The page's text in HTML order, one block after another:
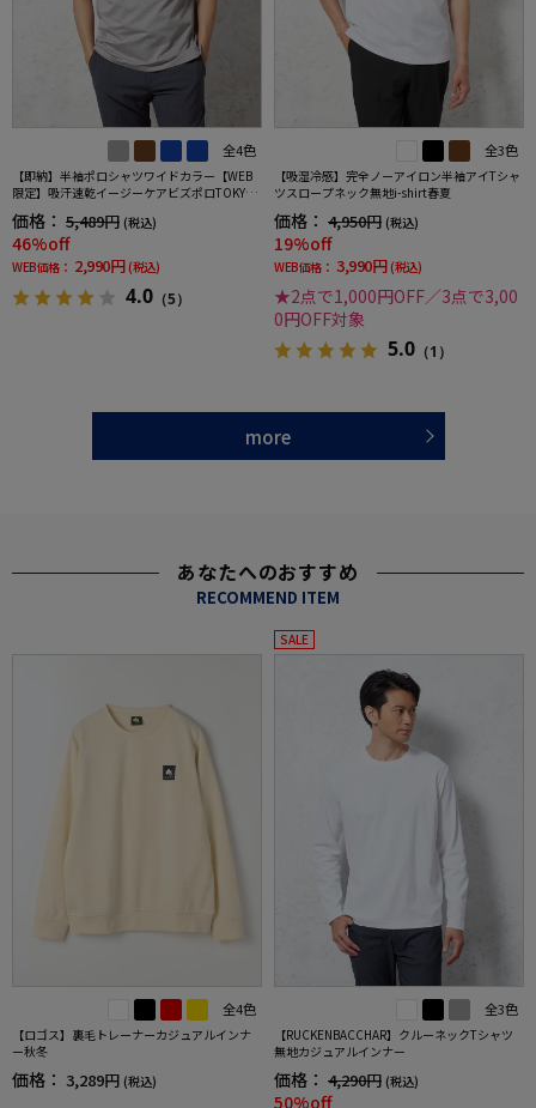
全4色
【即納】半袖ポロシャツワイドカラー【WEB
限定】吸汗速乾イージーケアビズポロTOKYOR
UN春夏
価格： 5,489円 (税込)
46%off
WEB価格： 2,990円 (税込)
4.0 （5）
全3色
【吸湿冷感】完全ノーアイロン半袖アイTシャ
ツスロープネック無地i-shirt春夏
価格： 4,950円 (税込)
19%off
WEB価格： 3,990円 (税込)
★2点で1,000円OFF／3点で3,00
0円OFF対象
5.0 （1）
more
あなたへのおすすめ
RECOMMEND ITEM
全4色
【ロゴス】裏毛トレーナーカジュアルインナ
ー秋冬
価格： 3,289円 (税込)
SALE
全3色
【RUCKENBACCHAR】クルーネックTシャツ
無地カジュアルインナー
価格： 4,290円 (税込)
50%off